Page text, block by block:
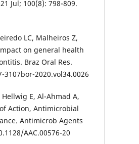
Jul; 100(8): 798-809.
LC, Malheiros Z,
on general health
Braz Oral Res.
3107bor-2020.vol34.0026
E, Al-Ahmad A,
Action, Antimicrobial
Antimicrob Agents
AAC.00576-20